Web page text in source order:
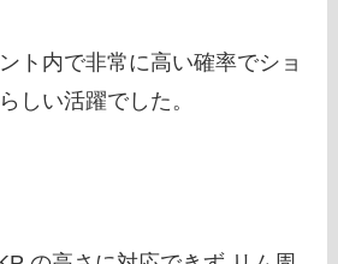
ト内で非常に高い確率でショ
しい活躍でした。